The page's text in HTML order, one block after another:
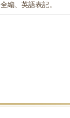
編、英語表記。